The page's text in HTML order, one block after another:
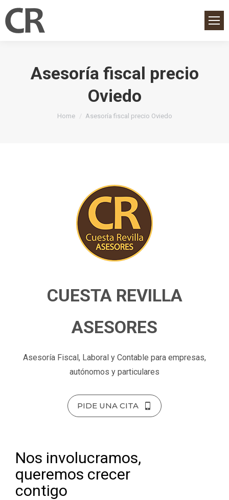
Asesoría fiscal precio
Oviedo
You are here:
Home Asesoría fiscal precio Oviedo
CUESTA REVILLA
ASESORES
Asesoría Fiscal, Laboral y Contable para empresas,
autónomos y particulares
PIDE UNA CITA
Nos involucramos,
queremos crecer
contigo